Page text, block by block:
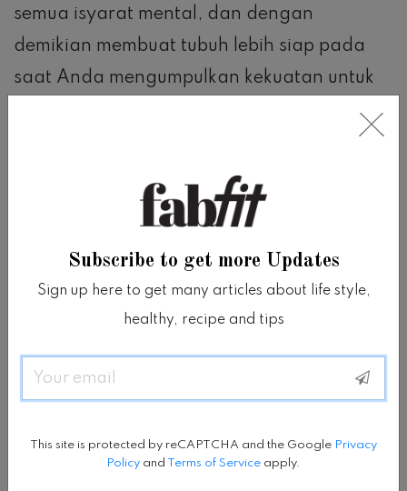
semua isyarat mental, dan dengan
demikian membuat tubuh lebih siap pada
saat Anda mengumpulkan kekuatan untuk
tidak ada yang bisa menggantikan
kegiatan yang dilakukan secara nyata, tapi
hal ini patut dicoba saat Anda sedang
menonton senam.
Bahkan jika itu hanya ada dalam jeda
komersial/iklan.
Subscribe to get more Updates
Sign up here to get many articles about life style,
healthy, recipe and tips
Email
This site is protected by reCAPTCHA and the Google Privacy
Policy and Terms of Service apply.